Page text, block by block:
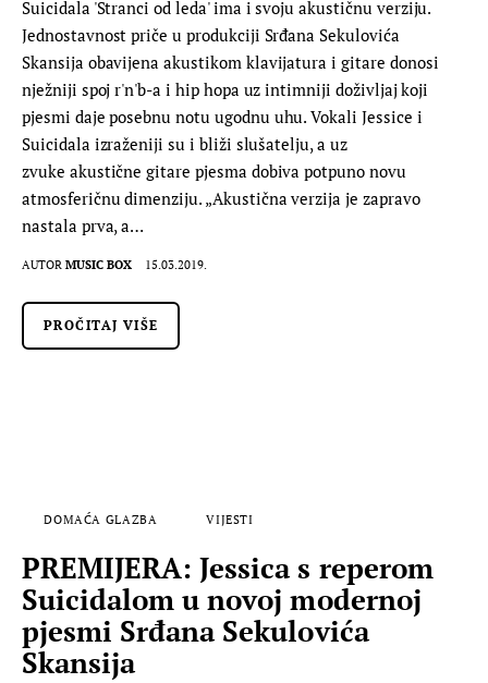
Suicidala 'Stranci od leda' ima i svoju akustičnu verziju.
Jednostavnost priče u produkciji Srđana Sekulovića
Skansija obavijena akustikom klavijatura i gitare donosi
nježniji spoj r'n'b-a i hip hopa uz intimniji doživljaj koji
pjesmi daje posebnu notu ugodnu uhu. Vokali Jessice i
Suicidala izraženiji su i bliži slušatelju, a uz
zvuke akustične gitare pjesma dobiva potpuno novu
atmosferičnu dimenziju. „Akustična verzija je zapravo
nastala prva, a…
AUTOR MUSIC BOX 15.03.2019.
PROČITAJ VIŠE
DOMAĆA GLAZBA VIJESTI
PREMIJERA: Jessica s reperom
Suicidalom u novoj modernoj
pjesmi Srđana Sekulovića
Skansija